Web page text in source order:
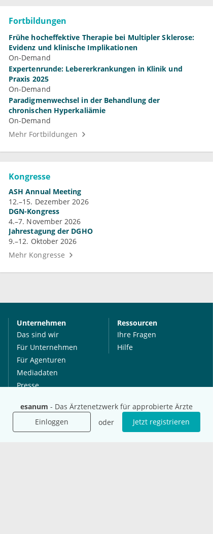
esanum - Das Ärztenetzwerk für approbierte Ärzte
Einloggen
oder Jetzt registrieren
Fortbildungen
Frühe hocheffektive Therapie bei Multipler Sklerose:
Evidenz und klinische Implikationen
On-Demand
Expertenrunde: Lebererkrankungen in Klinik und
Praxis 2025
On-Demand
Paradigmenwechsel in der Behandlung der
chronischen Hyperkaliämie
On-Demand
Mehr Fortbildungen
Kongresse
ASH Annual Meeting
12.–15. Dezember 2026
DGN-Kongress
4.–7. November 2026
Jahrestagung der DGHO
9.–12. Oktober 2026
Mehr Kongresse
Unternehmen
Das sind wir
Für Unternehmen
Für Agenturen
Mediadaten
Presse
Jobs
Ressourcen
Ihre Fragen
Hilfe